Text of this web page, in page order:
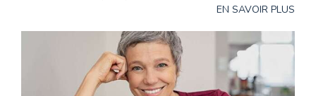
EN SAVOIR PLUS